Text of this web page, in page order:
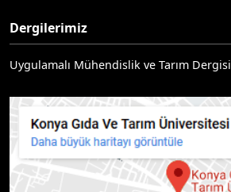
Dergilerimiz
Uygulamalı Mühendislik ve Tarım Dergisi